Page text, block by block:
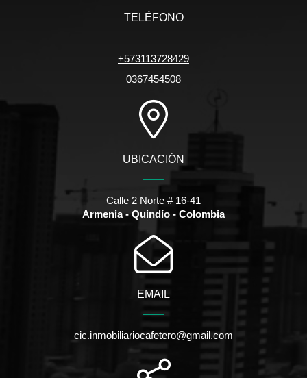
TELÉFONO
+573113728429
0367454508
UBICACIÓN
Calle 2 Norte # 16-41
Armenia - Quindío - Colombia
EMAIL
cic.inmobiliariocafetero@gmail.com